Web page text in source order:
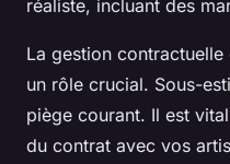
réaliste, incluant des
La gestion
un rôle crucial. Sous-
piège courant. Il est
du contrat avec vos